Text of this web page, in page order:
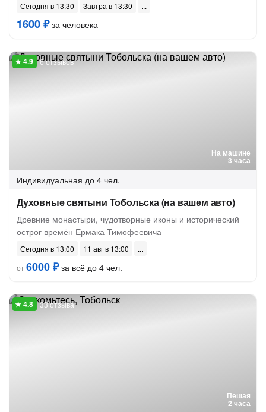
Сегодня в 13:30 Завтра в 13:30
1600 ₽за человека
На машине
3 часа
6 отзывов
Индивидуальная до 4 чел.
Духовные святыни Тобольска (на вашем авто)
Древние монастыри, чудотворные иконы и исторический
острог времён Ермака Тимофеевича
Сегодня в 13:00
11 авг в 13:00
от6000 ₽за всё до 4 чел.
Пешая
2 часа
33 отзыва